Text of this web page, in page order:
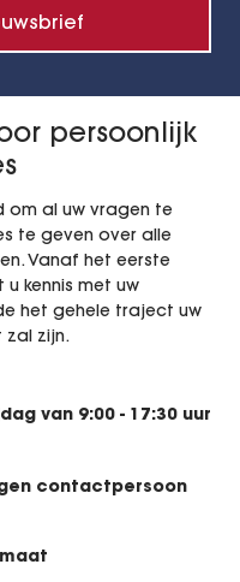
persoonlijk
om al uw vragen te
te geven over alle
Vanaf het eerste
kennis met uw
het gehele traject uw
zal zijn.
van 9:00 - 17:30 uur
contactpersoon